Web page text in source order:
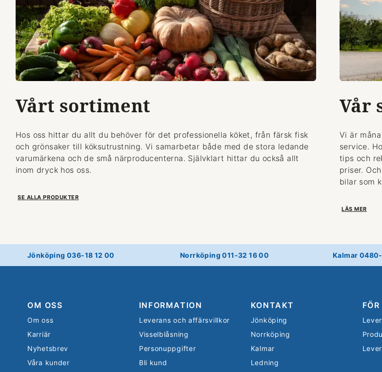
Vårt sortiment
Hos oss hittar du allt du behöver för det professionella köket, från färsk fisk
och grönsaker till köksutrustning. Vi samarbetar både med de stora ledande
varumärkena och de små närproducenterna. Självklart hittar du också allt
inom dryck hos oss.
SE ALLA PRODUKTER
Vår
Vi är
service.
tips och
priser.
bilar som
LÄS MER
Jönköping 036-18 12 00 Norrköping 011-32 16 00 Kalmar
OM OSS
Om oss
Karriär
Nyhetsbrev
Våra kunder
INFORMATION
Leverans och affärsvillkor
Visselblåsning
Personuppgifter
Bli kund
KONTAKT
Jönköping
Norrköping
Kalmar
Ledning